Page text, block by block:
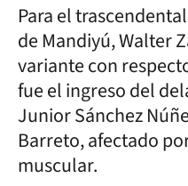
Para el
de Mandiyú, Walter
variante con
fue el ingreso del
Junior Sánchez
Barreto, afectado
muscular.